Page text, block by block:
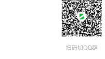
扫码加QQ群